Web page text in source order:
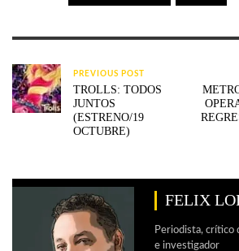
PREVIOUS POST
TROLLS: TODOS
JUNTOS
(ESTRENO/19
OCTUBRE)
FELIX
Periodista, crítico
e investigador